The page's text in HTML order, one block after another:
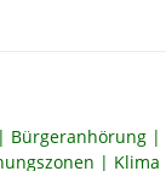
Bürgeranhörung
Klima